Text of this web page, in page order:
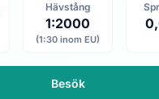
Hävstång
1:2000
(1:30 inom EU)
Besök